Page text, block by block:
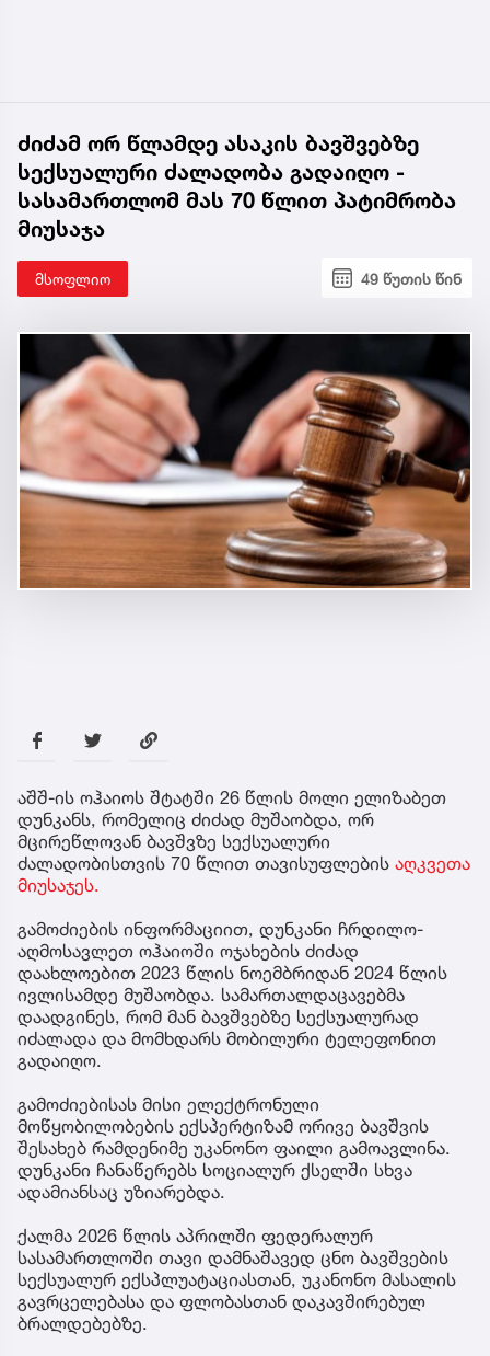
ძიძამ ორ წლამდე ასაკის ბავშვებზე
სექსუალური ძალადობა გადაიღო -
სასამართლომ მას 70 წლით პატიმრობა
მიუსაჯა
მსოფლიო 49 წუთის წინ
აშშ-ის ოჰაიოს შტატში 26 წლის მოლი ელიზაბეთ
დუნკანს, რომელიც ძიძად მუშაობდა, ორ
მცირეწლოვან ბავშვზე სექსუალური
ძალადობისთვის 70 წლით თავისუფლების აღკვეთა
მიუსაჯეს.
გამოძიების ინფორმაციით, დუნკანი ჩრდილო-
აღმოსავლეთ ოჰაიოში ოჯახების ძიძად
დაახლოებით 2023 წლის ნოემბრიდან 2024 წლის
ივლისამდე მუშაობდა. სამართალდაცავებმა
დაადგინეს, რომ მან ბავშვებზე სექსუალურად
იძალადა და მომხდარს მობილური ტელეფონით
გადაიღო.
გამოძიებისას მისი ელექტრონული
მოწყობილობების ექსპერტიზამ ორივე ბავშვის
შესახებ რამდენიმე უკანონო ფაილი გამოავლინა.
დუნკანი ჩანაწერებს სოციალურ ქსელში სხვა
ადამიანსაც უზიარებდა.
ქალმა 2026 წლის აპრილში ფედერალურ
სასამართლოში თავი დამნაშავედ ცნო ბავშვების
სექსუალურ ექსპლუატაციასთან, უკანონო მასალის
გავრცელებასა და ფლობასთან დაკავშირებულ
ბრალდებებზე.